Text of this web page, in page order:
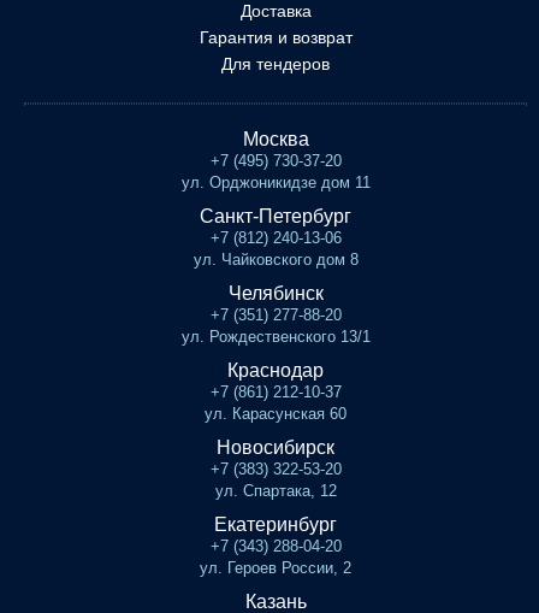
Доставка
Гарантия и возврат
Для тендеров
Москва
+7 (495) 730-37-20
ул. Орджоникидзе дом 11
Санкт-Петербург
+7 (812) 240-13-06
ул. Чайковского дом 8
Челябинск
+7 (351) 277-88-20
ул. Рождественского 13/1
Краснодар
+7 (861) 212-10-37
ул. Карасунская 60
Новосибирск
+7 (383) 322-53-20
ул. Спартака, 12
Екатеринбург
+7 (343) 288-04-20
ул. Героев России, 2
Казань